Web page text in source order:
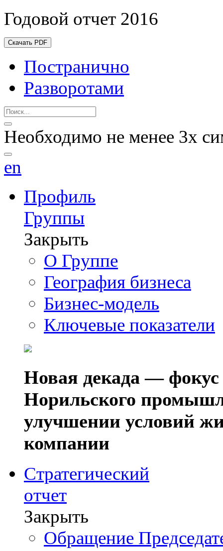
Годовой отчет 2016
Скачать PDF
Постранично
Разворотами
Необходимо не менее 3х
en
Профиль
Группы
Закрыть
О Группе
География бизнеса
Бизнес-модель
Ключевые показатели
Новая декада — фокус
Норильского
улучшении условий
компании
Стратегический
отчет
Закрыть
Обращение